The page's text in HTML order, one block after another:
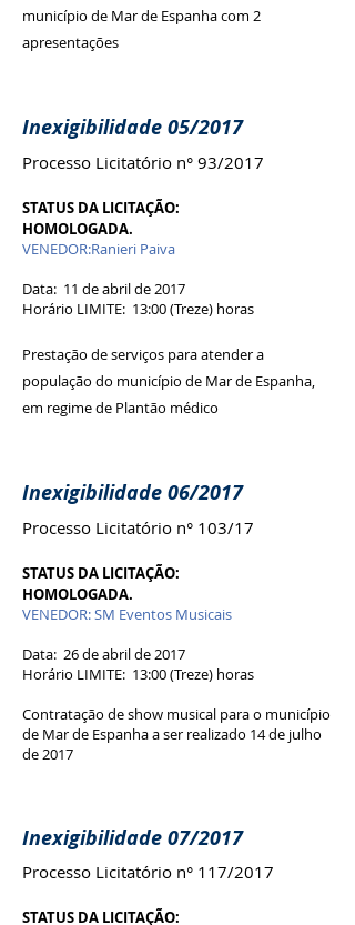
município de Mar de Espanha com 2
apresentações
Inexigibilidade 05/2017
Processo Licitatório n° 93/2017
STATUS DA LICITAÇÃO:
HOMOLOGADA.
VENEDOR:Ranieri Paiva
Data: 11 de abril de 2017
Horário LIMITE: 13:00 (Treze) horas
Prestação de serviços para atender a
população do município de Mar de Espanha,
em regime de Plantão médico
Inexigibilidade 06/2017
Processo Licitatório n° 103/17
STATUS DA LICITAÇÃO:
HOMOLOGADA.
VENEDOR: SM Eventos Musicais
Data: 26 de abril de 2017
Horário LIMITE: 13:00 (Treze) horas
Contratação de show musical para o município
de Mar de Espanha a ser realizado 14 de julho
de 2017
Inexigibilidade 07/2017
Processo Licitatório n° 117/2017
STATUS DA LICITAÇÃO: